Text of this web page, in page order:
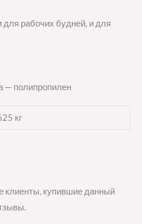
рабочих будней, и для
— полипропилен
кг
клиенты, купившие данный